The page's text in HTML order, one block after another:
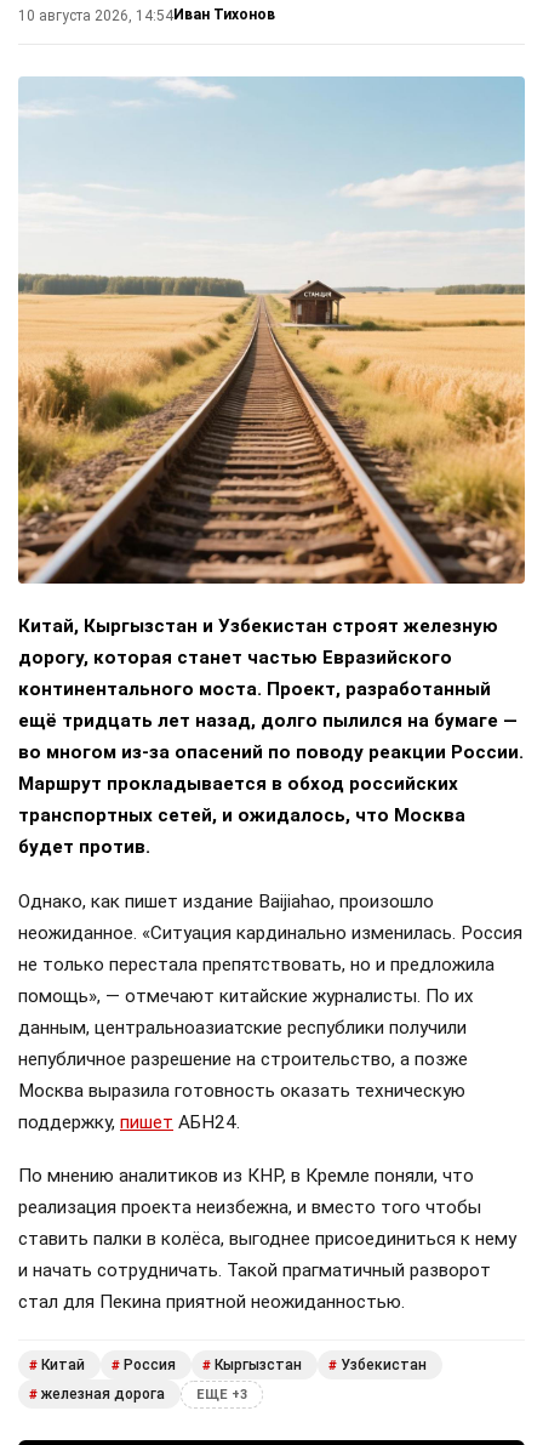
10 августа 2026, 14:54Иван Тихонов
Китай, Кыргызстан и Узбекистан строят железную
дорогу, которая станет частью Евразийского
континентального моста. Проект, разработанный
ещё тридцать лет назад, долго пылился на бумаге —
во многом из-за опасений по поводу реакции России.
Маршрут прокладывается в обход российских
транспортных сетей, и ожидалось, что Москва
будет против.
Однако, как пишет издание Baijiahao, произошло
неожиданное. «Ситуация кардинально изменилась. Россия
не только перестала препятствовать, но и предложила
помощь», — отмечают китайские журналисты. По их
данным, центральноазиатские республики получили
непубличное разрешение на строительство, а позже
Москва выразила готовность оказать техническую
поддержку, пишет АБН24.
По мнению аналитиков из КНР, в Кремле поняли, что
реализация проекта неизбежна, и вместо того чтобы
ставить палки в колёса, выгоднее присоединиться к нему
и начать сотрудничать. Такой прагматичный разворот
стал для Пекина приятной неожиданностью.
# Китай # Россия # Кыргызстан # Узбекистан
# железная дорога ЕЩЕ +3